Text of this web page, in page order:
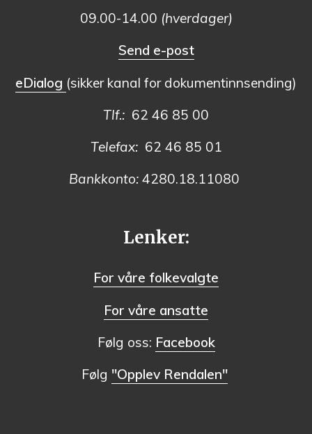
09.00-14.00 (hverdager)
Send e-post
eDialog (sikker kanal for dokumentinnsending)
Tlf.: 62 46 85 00
Telefax:62 46 85 01
Bankkonto: 4280.18.11080
Lenker:
For våre folkevalgte
For våre ansatte
Følg oss: Facebook
Følg "Opplev Rendalen"